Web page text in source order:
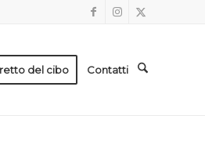
del cibo Contatti